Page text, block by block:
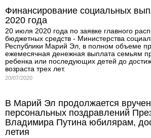
Финансирование социальных
2020 года
20 июля 2020 года по заявке главного
бюджетных средств - Министерства
Республики Марий Эл, в полном объеме
ежемесячная денежная выплата семьям
ребенка или последующих детей до
возраста трех лет.
20/07/2020
В Марий Эл продолжается
персональных поздравлений
Владимира Путина юбилярам,
летия